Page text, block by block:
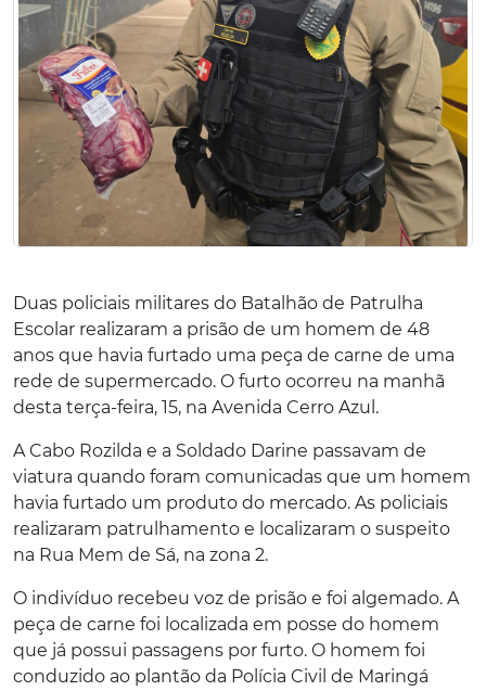
Duas policiais militares do Batalhão de Patrulha
Escolar realizaram a prisão de um homem de 48
anos que havia furtado uma peça de carne de uma
rede de supermercado. O furto ocorreu na manhã
desta terça-feira, 15, na Avenida Cerro Azul.
A Cabo Rozilda e a Soldado Darine passavam de
viatura quando foram comunicadas que um homem
havia furtado um produto do mercado. As policiais
realizaram patrulhamento e localizaram o suspeito
na Rua Mem de Sá, na zona 2.
O indivíduo recebeu voz de prisão e foi algemado. A
peça de carne foi localizada em posse do homem
que já possui passagens por furto. O homem foi
conduzido ao plantão da Polícia Civil de Maringá